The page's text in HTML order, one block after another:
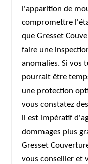
l'apparition de
compromettre
que Gresset
faire une
anomalies. Si vos
pourrait être
une protection
vous constatez
il est impératif
dommages plus
Gresset
vous conseiller et